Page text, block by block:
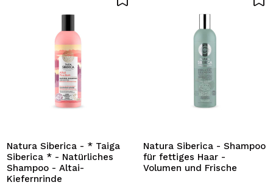
Natura Siberica - * Taiga
Siberica * - Natürliches
Shampoo - Altai-
Kiefernrinde
Natura Siberica - Shampoo
für fettiges Haar -
Volumen und Frische